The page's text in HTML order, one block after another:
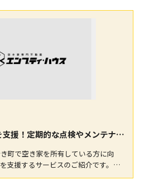
空き家の運用管理を支援！定期的な点検やメンテナンスで長期間安心
町で空き家を所有している方に向
支援するサービスのご紹介です。当
ンテナンスを行い、長期間にわた…